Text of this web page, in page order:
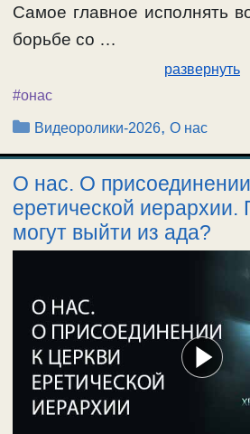
Самое главное исполнять
борьбе со …
развернуть
#онас
Рубрики
Видеоролики-2026,О нас
О нас. О
еретической иерархии.
могут выйти из ада?